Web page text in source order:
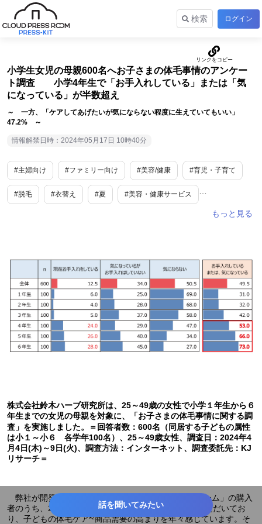
検索 ログイン
小学生女児の母親600名へお子さまの体毛事情のアンケー
ト調査 小学4年生で「お手入れしている」または「気
になっている」が半数超え
～ 一方、「ケアしてあげたいが気にならない程度に生えていてもいい」
47.2% ～
情報解禁日時：2024年05月17日 10時40分
#主婦向け #ファミリー向け #美容/健康 #育児・子育て
#脱毛 #衣替え #夏 #美容・健康サービス
株式会社鈴木ハーブ研究所は、25～49歳の女性で小学１年生から６
年生までの女児の母親を対象に、「お子さまの体毛事情に関する調
査」を実施しました。＝回答者数：600名（同居する子どもの属性
は小１～小６ 各学年100名）、25～49歳女性、調査日：2024年4
月4日(木)～9日(火)、調査方法：インターネット、調査委託先：KJ
リサーチ＝
弊社が開発し販売する「パイナップル豆乳除毛クリーム」の購入
者のうち、2.5人にひとりがお子さまのために購入*¹いただいてお
り、子どもの体毛ケア*²商品需要の高まりを年々感じています。そ
話を聞いてみたい